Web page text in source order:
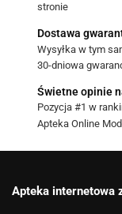
stronie
Dostawa
Wysyłka w tym
30-dniowa
Świetne opinie
Pozycja #1 w
Apteka Online
Apteka internetowa